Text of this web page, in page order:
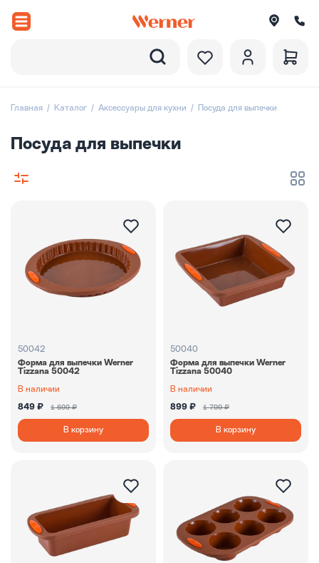
и ковши
посуды
Главная Каталог Аксессуары для кухни Посуда для выпечки
Посуда для выпечки
50042
Форма для выпечки Werner
Tizzana 50042
В наличии
849 ₽ 1 699 ₽
В корзину
50040
Форма для выпечки Werner
Tizzana 50040
В наличии
899 ₽ 1 799 ₽
В корзину